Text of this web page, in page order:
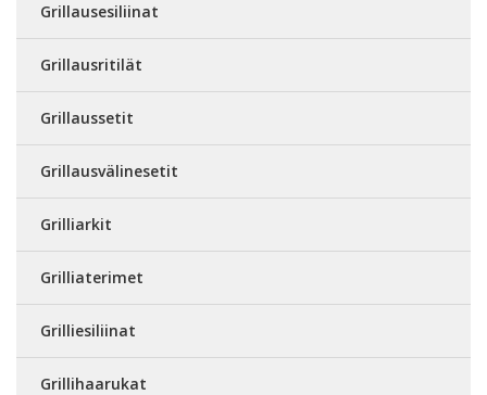
Grillausesiliinat
Grillausritilät
Grillaussetit
Grillausvälinesetit
Grilliarkit
Grilliaterimet
Grilliesiliinat
Grillihaarukat